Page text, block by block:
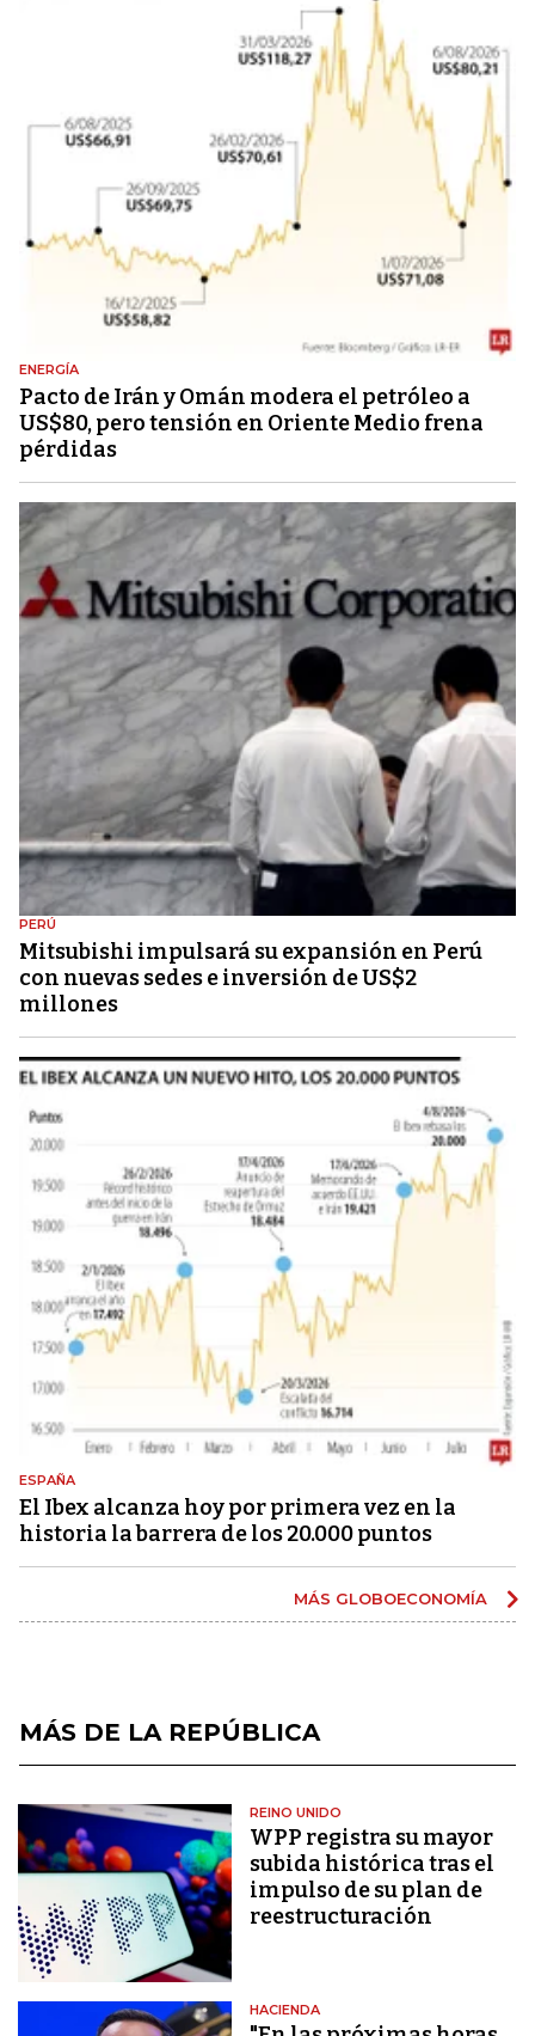
ENERGÍA
Pacto de Irán y Omán modera el petróleo a
US$80, pero tensión en Oriente Medio frena
pérdidas
PERÚ
Mitsubishi impulsará su expansión en Perú
con nuevas sedes e inversión de US$2
millones
ESPAÑA
El Ibex alcanza hoy por primera vez en la
historia la barrera de los 20.000 puntos
MÁS GLOBOECONOMÍA
MÁS DE LA REPÚBLICA
REINO UNIDO
WPP registra su mayor
subida histórica tras el
impulso de su plan de
reestructuración
HACIENDA